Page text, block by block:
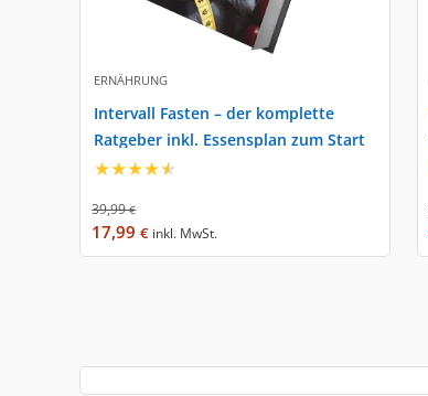
ERNÄHRUNG
Intervall Fasten – der komplette
Ratgeber inkl. Essensplan zum Start
★★★★★
39,99€
17,99€ inkl. MwSt.